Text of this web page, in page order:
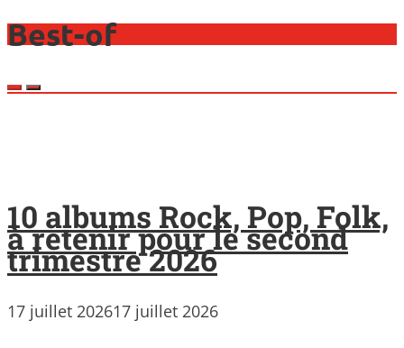
Best-of
10 albums Rock, Pop, Folk,
à retenir pour le second
trimestre 2026
17 juillet 202617 juillet 2026